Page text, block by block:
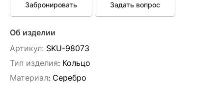
Забронировать Задать вопрос
Об изделии
Артикул: SKU-98073
Тип изделия: Кольцо
Материал: Серебро